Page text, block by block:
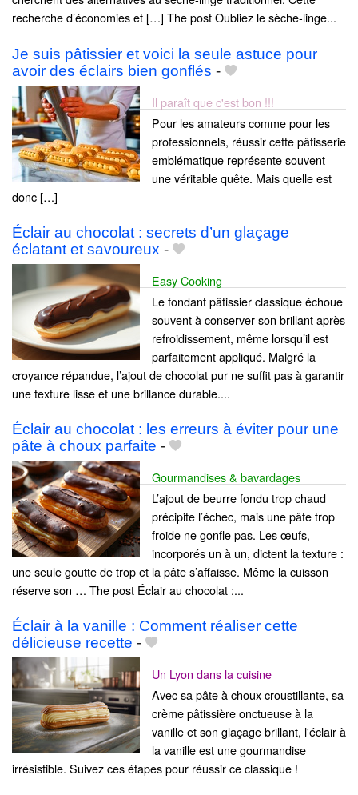
recherche d’économies et […] The post Oubliez le sèche-linge...
Je suis pâtissier et voici la seule astuce pour
avoir des éclairs bien gonflés -
Il paraît que c'est bon !!!
Pour les amateurs comme pour les
professionnels, réussir cette pâtisserie
emblématique représente souvent
une véritable quête. Mais quelle est
donc […]
Éclair au chocolat : secrets d’un glaçage
éclatant et savoureux -
Easy Cooking
Le fondant pâtissier classique échoue
souvent à conserver son brillant après
refroidissement, même lorsqu’il est
parfaitement appliqué. Malgré la
croyance répandue, l’ajout de chocolat pur ne suffit pas à garantir
une texture lisse et une brillance durable....
Éclair au chocolat : les erreurs à éviter pour une
pâte à choux parfaite -
Gourmandises & bavardages
L’ajout de beurre fondu trop chaud
précipite l’échec, mais une pâte trop
froide ne gonfle pas. Les œufs,
incorporés un à un, dictent la texture :
une seule goutte de trop et la pâte s’affaisse. Même la cuisson
réserve son … The post Éclair au chocolat :...
Éclair à la vanille : Comment réaliser cette
délicieuse recette -
Un Lyon dans la cuisine
Avec sa pâte à choux croustillante, sa
crème pâtissière onctueuse à la
vanille et son glaçage brillant, l'éclair à
la vanille est une gourmandise
irrésistible. Suivez ces étapes pour réussir ce classique !